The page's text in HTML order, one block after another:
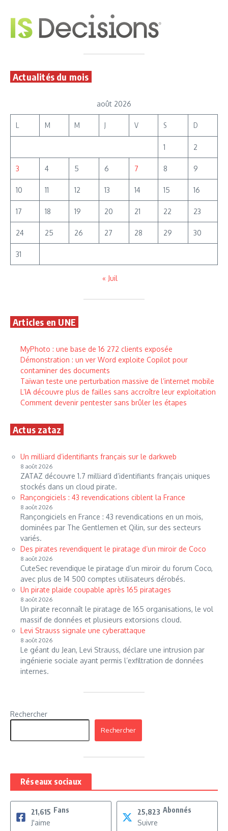
Actualités du mois
août 2026
L M M J V S D
1 2
3 4 5 6 7 8 9
10 11 12 13 14 15 16
17 18 19 20 21 22 23
24 25 26 27 28 29 30
31
« Juil
Articles en UNE
MyPhoto : une base de 16 272 clients exposée
Démonstration : un ver Word exploite Copilot pour
contaminer des documents
Taïwan teste une perturbation massive de l’internet mobile
L’IA découvre plus de failles sans accroître leur exploitation
Comment devenir pentester sans brûler les étapes
Actus zataz
Un milliard d’identifiants français sur le darkweb
8 août 2026
ZATAZ découvre 1.7 milliard d’identifiants français uniques
stockés dans un cloud pirate.
Rançongiciels : 43 revendications ciblent la France
8 août 2026
Rançongiciels en France : 43 revendications en un mois,
dominées par The Gentlemen et Qilin, sur des secteurs
variés.
Des pirates revendiquent le piratage d’un miroir de Coco
8 août 2026
CuteSec revendique le piratage d’un miroir du forum Coco,
avec plus de 14 500 comptes utilisateurs dérobés.
Un pirate plaide coupable après 165 piratages
8 août 2026
Un pirate reconnaît le piratage de 165 organisations, le vol
massif de données et plusieurs extorsions cloud.
Levi Strauss signale une cyberattaque
8 août 2026
Le géant du Jean, Levi Strauss, déclare une intrusion par
ingénierie sociale ayant permis l’exfiltration de données
internes.
Rechercher
Rechercher
Réseaux sociaux
21,615 Fans
J'aime
25,823 Abonnés
Suivre